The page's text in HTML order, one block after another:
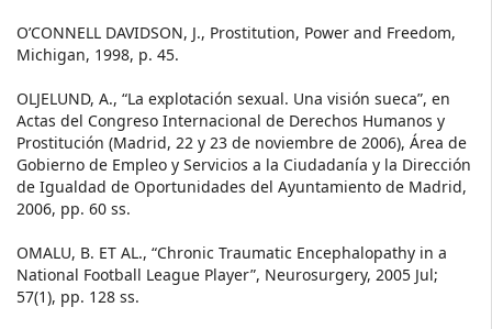
O’CONNELL DAVIDSON, J., Prostitution, Power and Freedom,
Michigan, 1998, p. 45.
OLJELUND, A., “La explotación sexual. Una visión sueca”, en
Actas del Congreso Internacional de Derechos Humanos y
Prostitución (Madrid, 22 y 23 de noviembre de 2006), Área de
Gobierno de Empleo y Servicios a la Ciudadanía y la Dirección
de Igualdad de Oportunidades del Ayuntamiento de Madrid,
2006, pp. 60 ss.
OMALU, B. ET AL., “Chronic Traumatic Encephalopathy in a
National Football League Player”, Neurosurgery, 2005 Jul;
57(1), pp. 128 ss.